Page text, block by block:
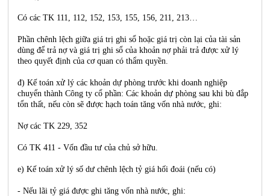
Có các TK 111, 112, 152, 153, 155, 156, 211, 213…
Phần chênh lệch giữa giá trị ghi sổ hoặc giá trị còn lại của tài sản
dùng để trả nợ và giá trị ghi sổ của khoản nợ phải trả được xử lý
theo quyết định của cơ quan có thẩm quyền.
đ) Kế toán xử lý các khoản dự phòng trước khi doanh nghiệp
chuyển thành Công ty cổ phần: Các khoản dự phòng sau khi bù đắp
tổn thất, nếu còn sẽ được hạch toán tăng vốn nhà nước, ghi:
Nợ các TK 229, 352
Có TK 411 - Vốn đầu tư của chủ sở hữu.
e) Kế toán xử lý số dư chênh lệch tỷ giá hối đoái (nếu có)
- Nếu lãi tỷ giá được ghi tăng vốn nhà nước, ghi: